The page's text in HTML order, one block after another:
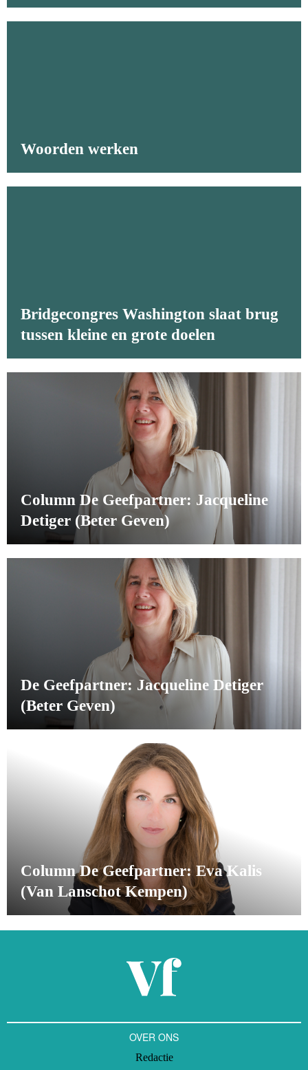
Woorden werken
Bridgecongres Washington slaat brug
tussen kleine en grote doelen
Column De Geefpartner: Jacqueline
Detiger (Beter Geven)
De Geefpartner: Jacqueline Detiger
(Beter Geven)
Column De Geefpartner: Eva Kalis
(Van Lanschot Kempen)
OVER ONS
Redactie